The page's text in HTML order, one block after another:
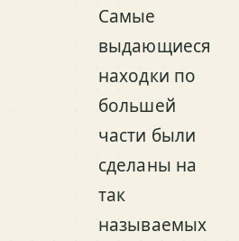
Самые
выдающиеся
находки по
большей
части были
сделаны на
так
называемых